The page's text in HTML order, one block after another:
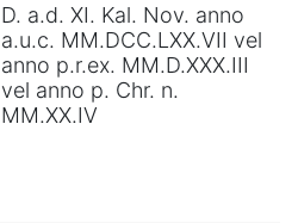
D. a.d. XI. Kal. Nov. anno
a.u.c. MM.DCC.LXX.VII vel
anno p.r.ex. MM.D.XXX.III
vel anno p. Chr. n.
MM.XX.IV